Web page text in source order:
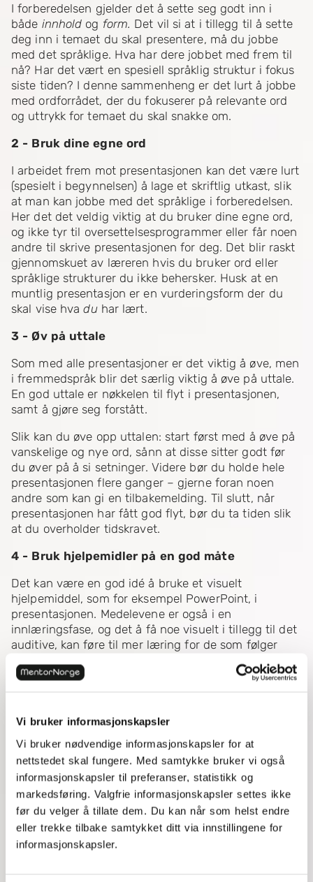
Vi bruker informasjonskapsler
Vi bruker nødvendige informasjonskapsler for at
nettstedet skal fungere. Med samtykke bruker vi også
informasjonskapsler til preferanser, statistikk og
markedsføring. Valgfrie informasjonskapsler settes ikke
før du velger å tillate dem. Du kan når som helst endre
eller trekke tilbake samtykket ditt via innstillingene for
informasjonskapsler.
I forberedelsen gjelder det å sette seg godt inn i
både innhold og form. Det vil si at i tillegg til å sette
deg inn i temaet du skal presentere, må du jobbe
med det språklige. Hva har dere jobbet med frem til
nå? Har det vært en spesiell språklig struktur i fokus
siste tiden? I denne sammenheng er det lurt å jobbe
med ordforrådet, der du fokuserer på relevante ord
og uttrykk for temaet du skal snakke om.
2 - Bruk dine egne ord
I arbeidet frem mot presentasjonen kan det være lurt
(spesielt i begynnelsen) å lage et skriftlig utkast, slik
at man kan jobbe med det språklige i forberedelsen.
Her det det veldig viktig at du bruker dine egne ord,
og ikke tyr til oversettelsesprogrammer eller får noen
andre til skrive presentasjonen for deg. Det blir raskt
gjennomskuet av læreren hvis du bruker ord eller
språklige strukturer du ikke behersker. Husk at en
muntlig presentasjon er en vurderingsform der du
skal vise hvaduhar lært.
3 - Øv på uttale
Som med alle presentasjoner er det viktig å øve, men
i fremmedspråk blir det særlig viktig å øve på uttale.
En god uttale er nøkkelen til flyt i presentasjonen,
samt å gjøre seg forstått.
Slik kan du øve opp uttalen: start først med å øve på
vanskelige og nye ord, sånn at disse sitter godt før
du øver på å si setninger. Videre bør du holde hele
presentasjonen flere ganger – gjerne foran noen
andre som kan gi en tilbakemelding. Til slutt, når
presentasjonen har fått god flyt, bør du ta tiden slik
at du overholder tidskravet.
4 - Bruk hjelpemidler på en god måte
Det kan være en god idé å bruke et visuelt
hjelpemiddel, som for eksempel PowerPoint, i
presentasjonen. Medelevene er også i en
innlæringsfase, og det å få noe visuelt i tillegg til det
auditive, kan føre til mer læring for de som følger
som nettoppet
. Det vil si at hvert
blir sagt), og bruk gjerne bilder. Bilder vekker
interesse samtidig som det blir lettere å forstå
presentasjonens tema, da det ofte dreier seg om
målspråklandet.
5 - Snakk til publikum
Det er naturlig at nervene kommer når man holder
en muntlig presentasjon, og det man derfor være
trygt å ha en form for ”back-up” om